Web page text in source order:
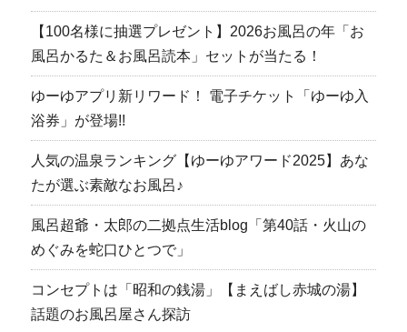
【100名様に抽選プレゼント】2026お風呂の年「お
風呂かるた＆お風呂読本」セットが当たる！
ゆーゆアプリ新リワード！ 電子チケット「ゆーゆ入
浴券」が登場!!
人気の温泉ランキング【ゆーゆアワード2025】あな
たが選ぶ素敵なお風呂♪
風呂超爺・太郎の二拠点生活blog「第40話・火山の
めぐみを蛇口ひとつで」
コンセプトは「昭和の銭湯」【まえばし赤城の湯】
話題のお風呂屋さん探訪